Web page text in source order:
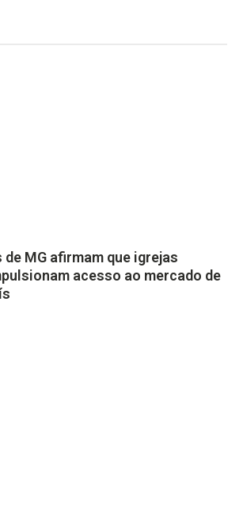
MG afirmam que igrejas
acesso ao mercado de